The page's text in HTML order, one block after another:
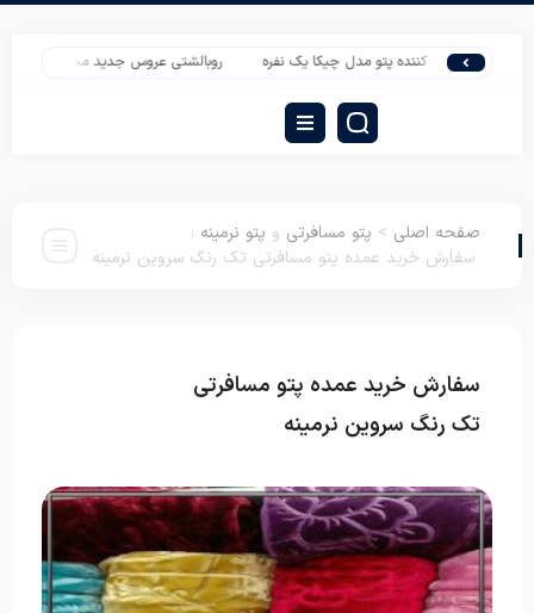
تولید کننده پتو مدل چیکا یک نفره روبالشتی عروس جدید مخمل
صفحه اصلی > پتو مسافرتی و پتو نرمینه :
سفارش خرید عمده پتو مسافرتی تک رنگ سروین نرمینه
سفارش خرید عمده پتو مسافرتی
تک رنگ سروین نرمینه